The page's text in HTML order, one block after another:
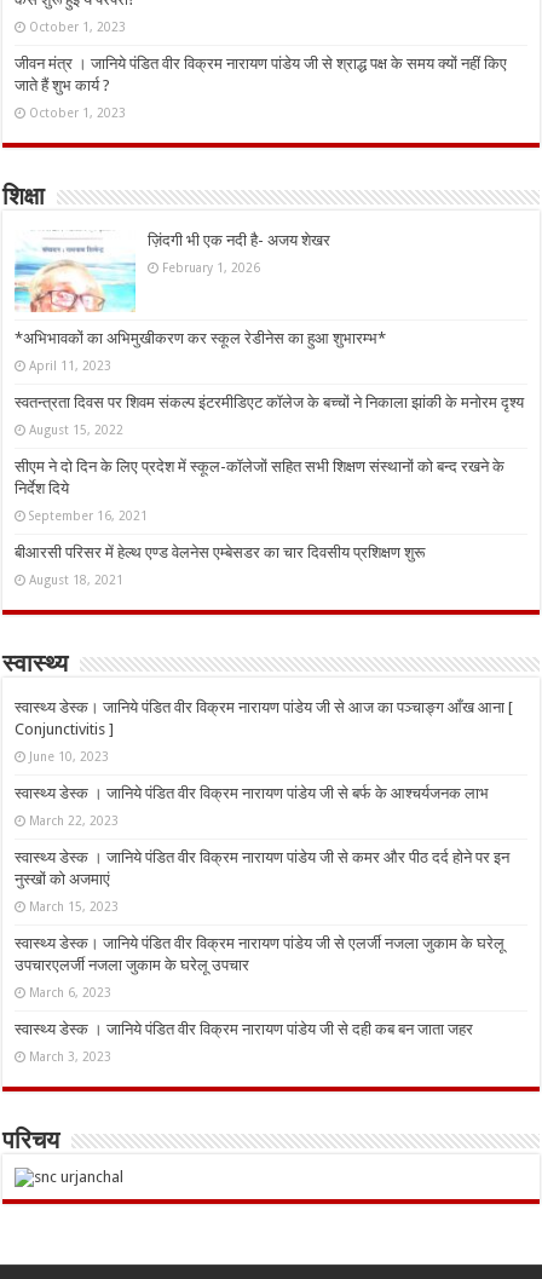
October 1, 2023
जीवन मंत्र । जानिये पंडित वीर विक्रम नारायण पांडेय जी से श्राद्ध पक्ष के समय क्यों नहीं किए
जाते हैं शुभ कार्य ?
October 1, 2023
शिक्षा
ज़िंदगी भी एक नदी है- अजय शेखर
February 1, 2026
*अभिभावकों का अभिमुखीकरण कर स्कूल रेडीनेस का हुआ शुभारम्भ*
April 11, 2023
स्वतन्त्रता दिवस पर शिवम संकल्प इंटरमीडिएट कॉलेज के बच्चों ने निकाला झांकी के मनोरम दृश्य
August 15, 2022
सीएम ने दो दिन के लिए प्रदेश में स्कूल-कॉलेजों सहित सभी शिक्षण संस्थानों को बन्द रखने के
निर्देश दिये
September 16, 2021
बीआरसी परिसर में हेल्थ एण्ड वेलनेस एम्बेसडर का चार दिवसीय प्रशिक्षण शुरू
August 18, 2021
स्वास्थ्य
स्वास्थ्य डेस्क। जानिये पंडित वीर विक्रम नारायण पांडेय जी से आज का पञ्चाङ्ग आँख आना [
Conjunctivitis ]
June 10, 2023
स्वास्थ्य डेस्क । जानिये पंडित वीर विक्रम नारायण पांडेय जी से बर्फ के आश्चर्यजनक लाभ
March 22, 2023
स्वास्थ्य डेस्क । जानिये पंडित वीर विक्रम नारायण पांडेय जी से कमर और पीठ दर्द होने पर इन
नुस्‍खों को अजमाएं
March 15, 2023
स्वास्थ्य डेस्क। जानिये पंडित वीर विक्रम नारायण पांडेय जी से एलर्जी नजला जुकाम के घरेलू
उपचारएलर्जी नजला जुकाम के घरेलू उपचार
March 6, 2023
स्वास्थ्य डेस्क । जानिये पंडित वीर विक्रम नारायण पांडेय जी से दही कब बन जाता जहर
March 3, 2023
परिचय